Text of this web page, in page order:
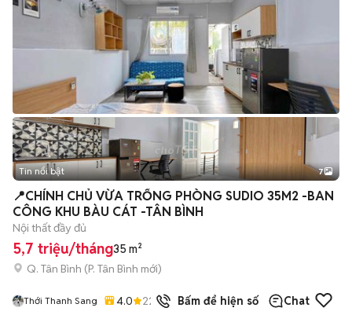
+2
Tin nổi bật 7
📍CHÍNH CHỦ VỪA TRỐNG PHÒNG SUDIO 35M2 -BAN
CÔNG KHU BÀU CÁT -TÂN BÌNH
Nội thất đầy đủ
5,7 triệu/tháng35 m²
Q. Tân Bình (P. Tân Bình mới)
Thới Thanh Sang 4.0 22 đã bánBấm để hiện số Chat